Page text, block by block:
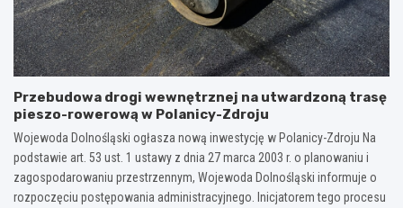
Przebudowa drogi wewnętrznej na utwardzoną trasę
pieszo-rowerową w Polanicy-Zdroju
Wojewoda Dolnośląski ogłasza nową inwestycję w Polanicy-Zdroju Na
podstawie art. 53 ust. 1 ustawy z dnia 27 marca 2003 r. o planowaniu i
zagospodarowaniu przestrzennym, Wojewoda Dolnośląski informuje o
rozpoczęciu postępowania administracyjnego. Inicjatorem tego procesu